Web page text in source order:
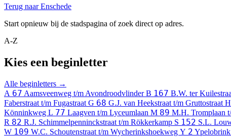
Terug naar Enschede
Start opnieuw bij de stadspagina of zoek direct op adres.
A-Z
Kies een beginletter
Alle beginletters →
A 67 Aamsveenweg t/m AvondroodvlinderB 167 B.W. ter
Faberstraat t/m Fugastraat G 68 G.J. van Heekstraat t/m Gruttostraat H
Könninkweg L 77 Laagven t/m Lyceumlaan M 89 M.H. Tromplaan
R 82 R.J. Schimmelpenninckstraat t/m Rökkerkamp S 152 S.L.
W 109 W.C. Schoutenstraat t/m Wycherinkshoekweg Y 2 Ypelobrink